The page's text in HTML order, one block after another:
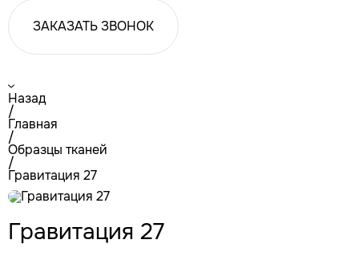
ЗАКАЗАТЬ ЗВОНОК
Назад
/
Главная
/
Образцы тканей
/
Гравитация 27
Гравитация 27